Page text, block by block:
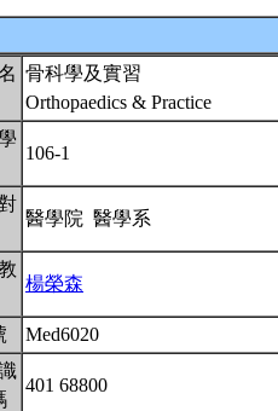
骨科學及實習
Orthopaedics & Practice
106-1
醫學院 醫學系
楊榮森
Med6020
401 68800